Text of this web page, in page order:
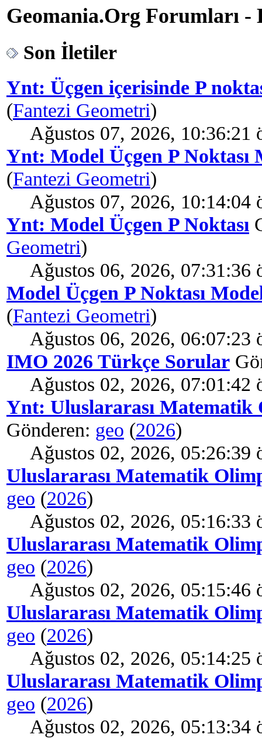
Geomania.Org Forumları
Son İletiler
Ynt: Üçgen içerisinde P
(Fantezi Geometri)
Ağustos 07, 2026, 10:36:21
Ynt: Model Üçgen P Noktası
(Fantezi Geometri)
Ağustos 07, 2026, 10:14:04
Ynt: Model Üçgen P Noktası
Geometri)
Ağustos 06, 2026, 07:31:36
Model Üçgen P Noktası
(Fantezi Geometri)
Ağustos 06, 2026, 06:07:23
IMO 2026 Türkçe Sorular
Ağustos 02, 2026, 07:01:42
Ynt: Uluslararası Matematik
Gönderen: geo (2026)
Ağustos 02, 2026, 05:26:39
Uluslararası Matematik
geo (2026)
Ağustos 02, 2026, 05:16:33
Uluslararası Matematik
geo (2026)
Ağustos 02, 2026, 05:15:46
Uluslararası Matematik
geo (2026)
Ağustos 02, 2026, 05:14:25
Uluslararası Matematik
geo (2026)
Ağustos 02, 2026, 05:13:34